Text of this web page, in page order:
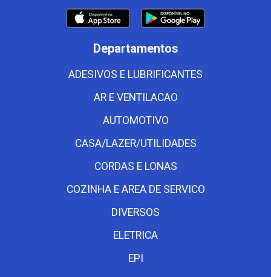
Departamentos
ADESIVOS E LUBRIFICANTES
AR E VENTILACAO
AUTOMOTIVO
CASA/LAZER/UTILIDADES
CORDAS E LONAS
COZINHA E AREA DE SERVICO
DIVERSOS
ELETRICA
EPI